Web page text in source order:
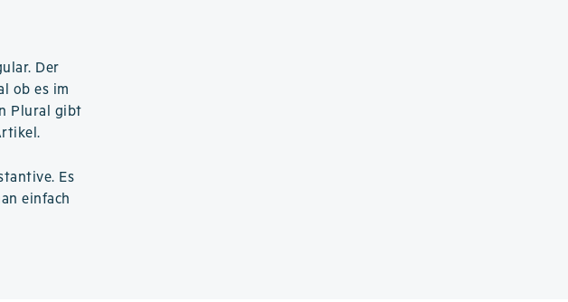
Der
ob es im
Plural gibt
Es
einfach